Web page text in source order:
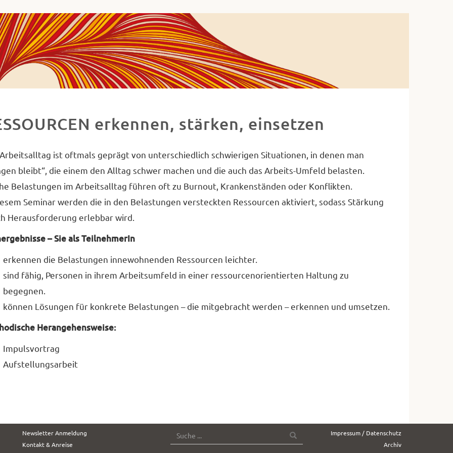
erkennen, stärken, einsetzen
ist oftmals geprägt von unterschiedlich schwierigen Situationen, in denen man
bleibt“, die einem den Alltag schwer machen und die auch das Arbeits-Umfeld belasten.
Belastungen im Arbeitsalltag führen oft zu Burnout, Krankenständen oder Konflikten.
Seminar werden die in den Belastungen versteckten Ressourcen aktiviert, sodass Stärkung
Herausforderung erlebbar wird.
– Sie als TeilnehmerIn
erkennen die Belastungen innewohnenden Ressourcen leichter.
sind fähig, Personen in ihrem Arbeitsumfeld in einer ressourcenorientierten Haltung zu
begegnen.
können Lösungen für konkrete Belastungen – die mitgebracht werden – erkennen und umsetzen.
Herangehensweise:
Impulsvortrag
Aufstellungsarbeit
Newsletter Anmeldung
Kontakt & Anreise
Impressum / Datenschutz
Archiv
SUCHE OK